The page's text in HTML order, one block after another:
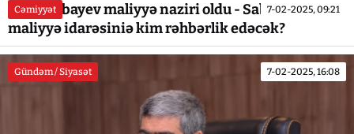
Cəmiyyət 7-02-2025, 09:21
Sahil Babayev maliyyə naziri oldu - Sabirabadın
maliyyə idarəsiniə kim rəhbərlik edəcək?
Gündəm / Siyasət 7-02-2025, 16:08